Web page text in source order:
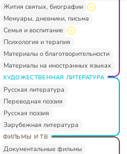
Жития святых, биографии
Мемуары, дневники, письма
Семья и воспитание
Психология и терапия
Материалы о благотворительности
Материалы на иностранных языках
ХУДОЖЕСТВЕННАЯ ЛИТЕРАТУРА
Русская литература
Переводная поэзия
Русская поэзия
Зарубежная литература
ФИЛЬМЫ И ТВ
Документальные фильмы